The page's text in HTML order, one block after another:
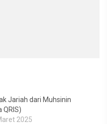
Jariah dari Muhsinin
QRIS)
2025